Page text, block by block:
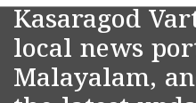
Kasaragod
local news
Malayalam,